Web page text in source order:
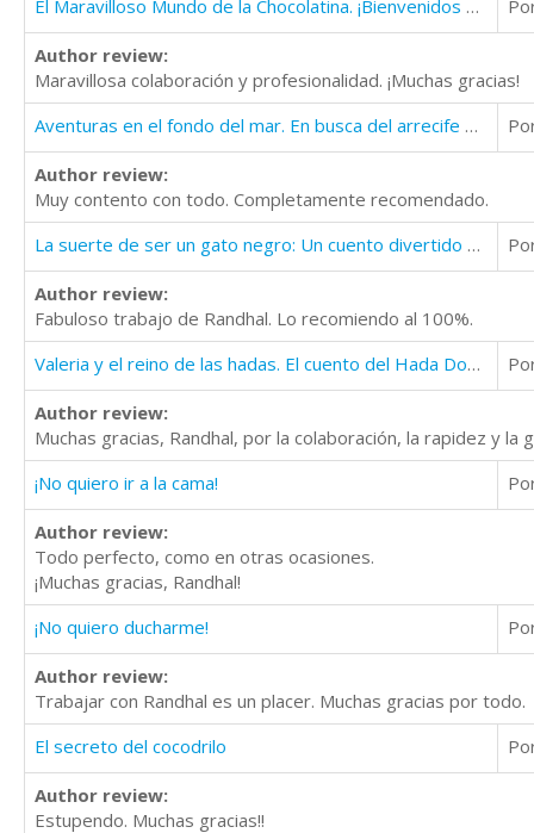
El Maravilloso Mundo de la Chocolatina. ¡Bienvenidos a Villazúcar!
Author review:
Maravillosa colaboración y profesionalidad. ¡Muchas gracias!
Aventuras en el fondo del mar. En busca del arrecife de oro: Un divertido libro de peces para niños
Author review:
Muy contento con todo. Completamente recomendado.
La suerte de ser un gato negro: Un cuento divertido para niños
Author review:
Fabuloso trabajo de Randhal. Lo recomiendo al 100%.
Valeria y el reino de las hadas. El cuento del Hada Dodona
Author review:
Muchas gracias, Randhal, por la colaboración, la rapidez y la
¡No quiero ir a la cama!
Author review:
Todo perfecto, como en otras ocasiones.
¡Muchas gracias, Randhal!
¡No quiero ducharme!
Author review:
Trabajar con Randhal es un placer. Muchas gracias por todo.
El secreto del cocodrilo
Author review:
Estupendo. Muchas gracias!!